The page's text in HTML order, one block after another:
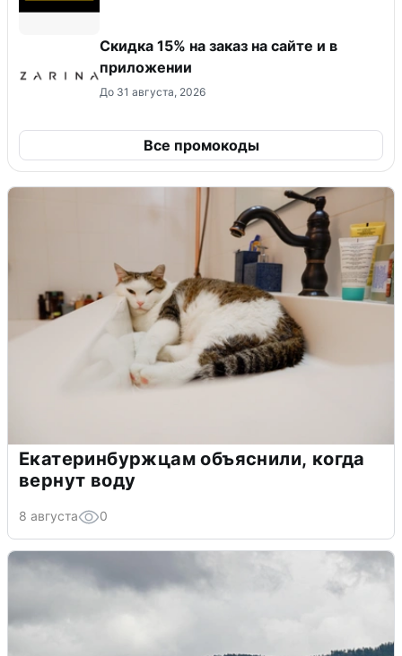
Скидка 15% на заказ на сайте и в
приложении
До 31 августа, 2026
Все промокоды
Екатеринбуржцам объяснили, когда
вернут воду
8 августа 0